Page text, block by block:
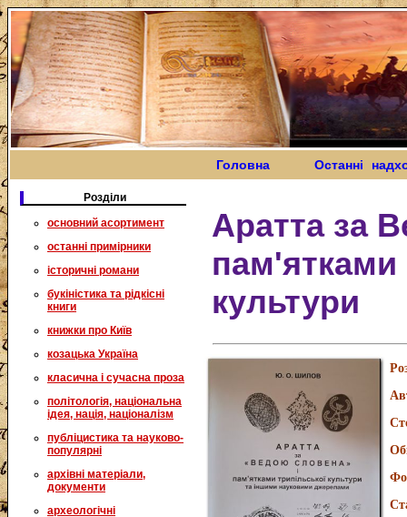
Головна Останні
Розділи
основний асортимент
останні примірники
історичні романи
букіністика та рідкісні
книги
книжки про Київ
козацька Україна
класична і сучасна проза
політологія, національна
ідея, нація, націоналізм
публіцистика та науково-
популярні
архівні матеріали,
документи
археологічні
Аратта за
пам'ятками
культури